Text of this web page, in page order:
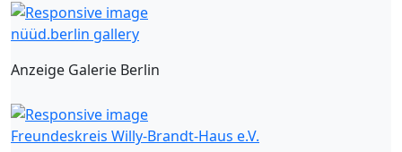
nüüd.berlin gallery
Anzeige Galerie Berlin
Freundeskreis Willy-Brandt-Haus e.V.